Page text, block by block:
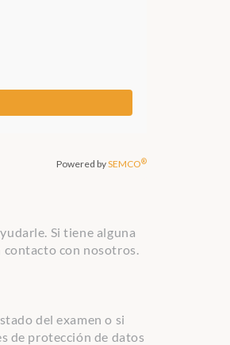
Si tiene alguna
contacto con nosotros.
del examen o si
de protección de datos